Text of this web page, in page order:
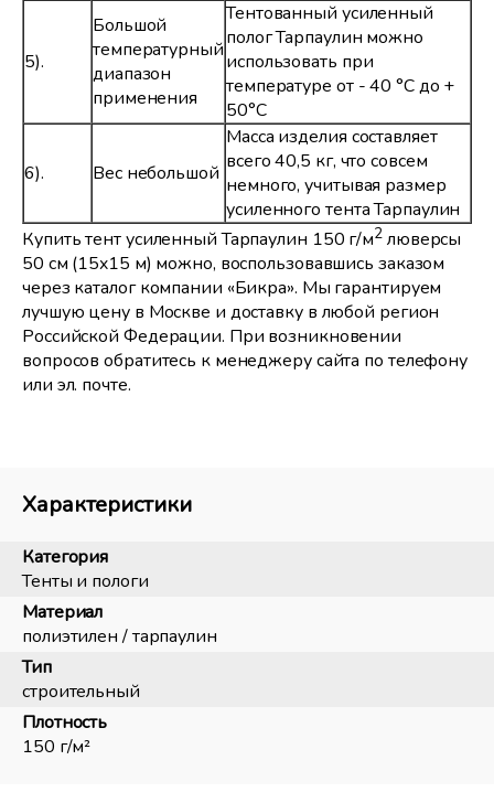
5).
Большой
температурный
диапазон
применения
Тентованный усиленный
полог Тарпаулин можно
использовать при
температуре от - 40 °C до +
50°C
6). Вес небольшой
Масса изделия составляет
всего 40,5 кг, что совсем
немного, учитывая размер
усиленного тента Тарпаулин
Купить тент усиленный Тарпаулин 150 г/м2 люверсы
50 см (15x15 м) можно, воспользовавшись заказом
через каталог компании «Бикра». Мы гарантируем
лучшую цену в Москве и доставку в любой регион
Российской Федерации. При возникновении
вопросов обратитесь к менеджеру сайта по телефону
или эл. почте.
Характеристики
Категория
Тенты и пологи
Материал
полиэтилен / тарпаулин
Тип
строительный
Плотность
150 г/м²